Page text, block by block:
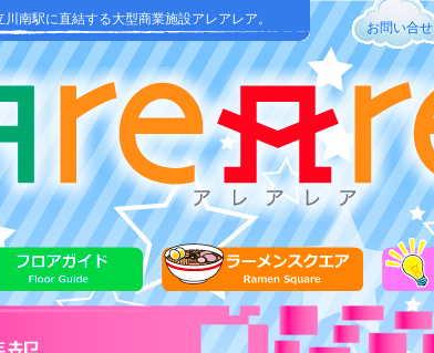
南駅に直結する大型商業施設アレアレア。
お問い合せ